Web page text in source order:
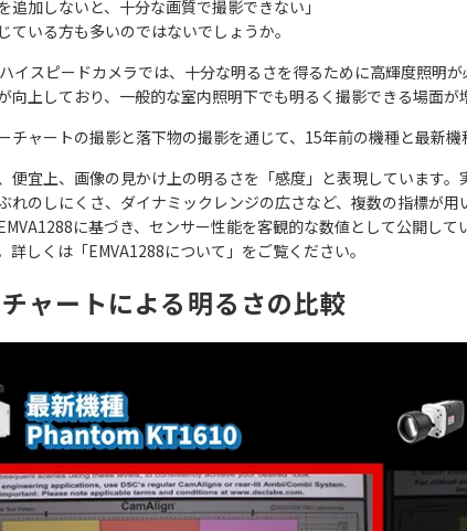
追加しないと、十分な画質で撮影できない」
ている方も多いのではないでしょうか。
イスピードカメラでは、十分な明るさを得るために高輝度照明
向上しており、一般的な室内照明下でも明るく撮影できる場面が
チャートの撮影と落下物の撮影を通じて、15年前の機種と最新機
便宜上、画像の見かけ上の明るさを「感度」と表現しています。
れのしにくさ、ダイナミックレンジの広さなど、複数の指標が
に基づき、センサー性能を客観的な数値として公開し
詳しくは「EMVA1288について」をご覧ください。
ャートによる明るさの比較